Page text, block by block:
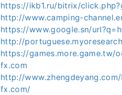
https://ikb1.ru/bitrix/
http://www.camping-
https://www.google.sn/
http://
https://games.more.game.tw/
fx.com
http://
fx.com/